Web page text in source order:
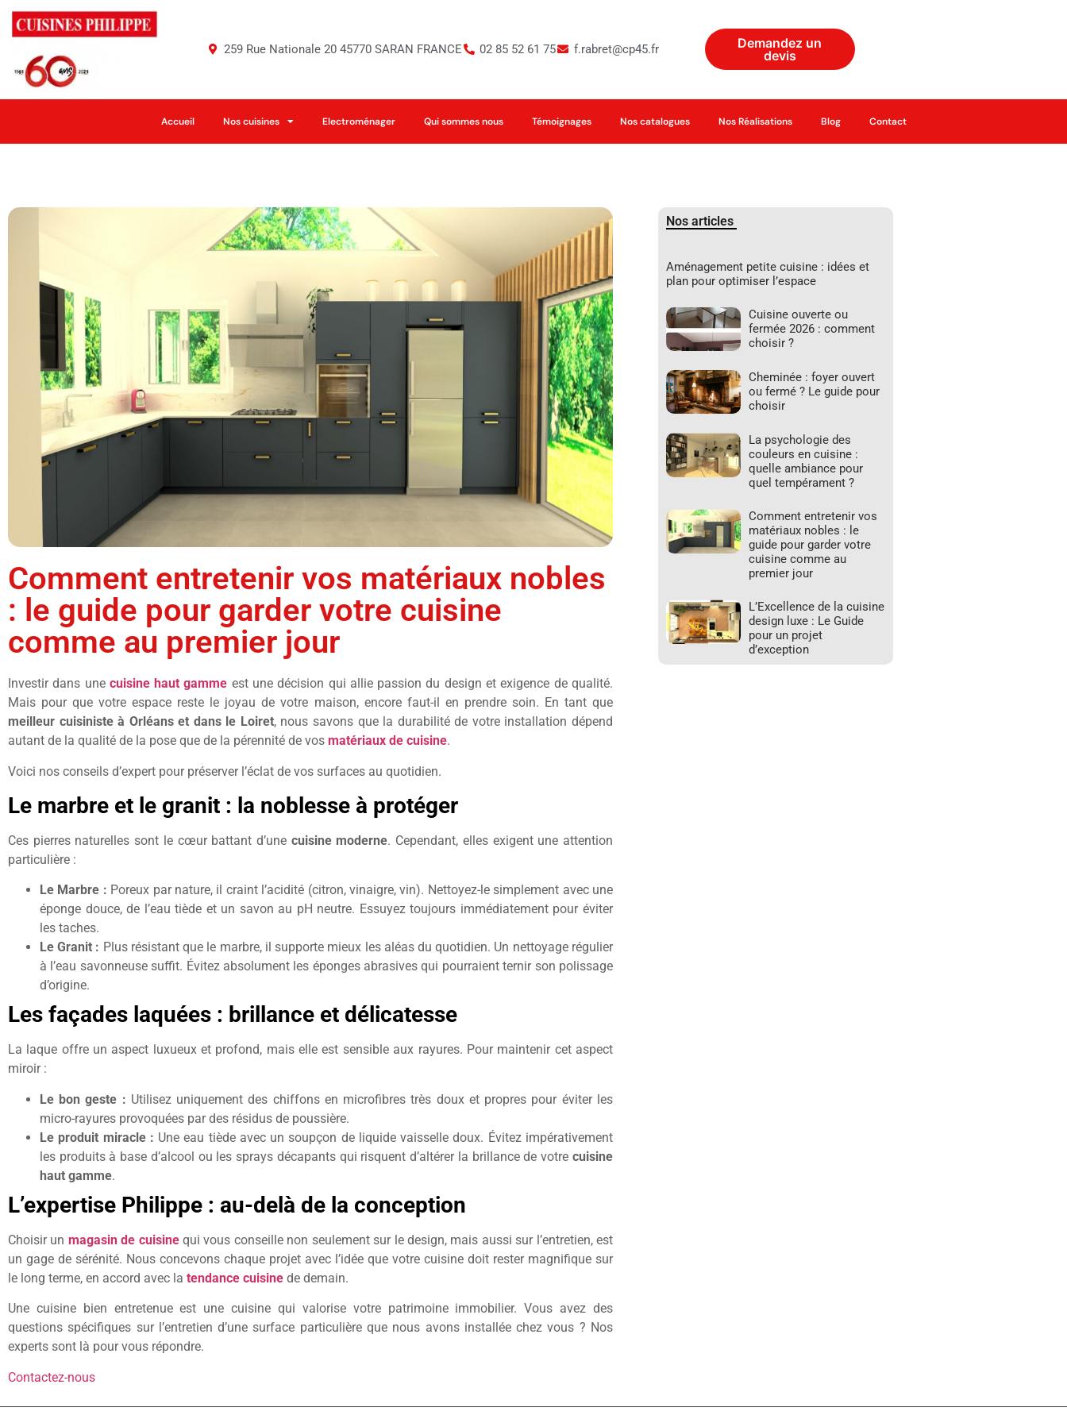
259 Rue Nationale 20 45770 SARAN FRANCE 02 85 52 61 75 f.rabret@cp45.fr
Demandez un
devis
Accueil Nos cuisines Electroménager Qui sommes nous Témoignages Nos catalogues Nos Réalisations Blog Contact
Comment entretenir vos matériaux nobles
: le guide pour garder votre cuisine
comme au premier jour
Investir dans une cuisine haut gamme est une décision qui allie passion du design et exigence de qualité.
Mais pour que votre espace reste le joyau de votre maison, encore faut-il en prendre soin. En tant que
meilleur cuisiniste à Orléans et dans le Loiret, nous savons que la durabilité de votre installation dépend
autant de la qualité de la pose que de la pérennité de vos matériaux de cuisine.
Voici nos conseils d’expert pour préserver l’éclat de vos surfaces au quotidien.
Le marbre et le granit : la noblesse à protéger
Ces pierres naturelles sont le cœur battant d’une cuisine moderne. Cependant, elles exigent une attention
particulière :
Le Marbre : Poreux par nature, il craint l’acidité (citron, vinaigre, vin). Nettoyez-le simplement avec une
éponge douce, de l’eau tiède et un savon au pH neutre. Essuyez toujours immédiatement pour éviter
les taches.
Le Granit : Plus résistant que le marbre, il supporte mieux les aléas du quotidien. Un nettoyage régulier
à l’eau savonneuse suffit. Évitez absolument les éponges abrasives qui pourraient ternir son polissage
d’origine.
Les façades laquées : brillance et délicatesse
La laque offre un aspect luxueux et profond, mais elle est sensible aux rayures. Pour maintenir cet aspect
miroir :
Le bon geste : Utilisez uniquement des chiffons en microfibres très doux et propres pour éviter les
micro-rayures provoquées par des résidus de poussière.
Le produit miracle : Une eau tiède avec un soupçon de liquide vaisselle doux. Évitez impérativement
les produits à base d’alcool ou les sprays décapants qui risquent d’altérer la brillance de votre cuisine
haut gamme.
L’expertise Philippe : au-delà de la conception
Choisir un magasin de cuisinequi vous conseille non seulement sur le design, mais aussi sur l’entretien, est
un gage de sérénité. Nous concevons chaque projet avec l’idée que votre cuisine doit rester magnifique sur
le long terme, en accord avec la tendance cuisine de demain.
Une cuisine bien entretenue est une cuisine qui valorise votre patrimoine immobilier. Vous avez des
questions spécifiques sur l’entretien d’une surface particulière que nous avons installée chez vous ? Nos
experts sont là pour vous répondre.
Contactez-nous
Nos articles
Aménagement petite cuisine : idées et
plan pour optimiser l’espace
Cuisine ouverte ou
fermée 2026 : comment
choisir ?
Cheminée : foyer ouvert
ou fermé ? Le guide pour
choisir
La psychologie des
couleurs en cuisine :
quelle ambiance pour
quel tempérament ?
Comment entretenir vos
matériaux nobles : le
guide pour garder votre
cuisine comme au
premier jour
L’Excellence de la cuisine
design luxe : Le Guide
pour un projet
d’exception